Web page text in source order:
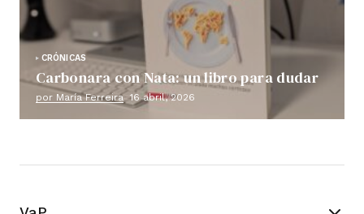
CRÓNICAS
Carbonara con Nata: un libro para dudar
por María Ferreira 16 abril, 2026